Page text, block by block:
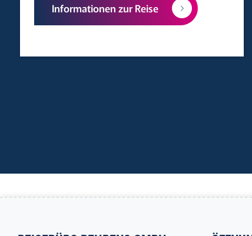
Informationen zur Reise